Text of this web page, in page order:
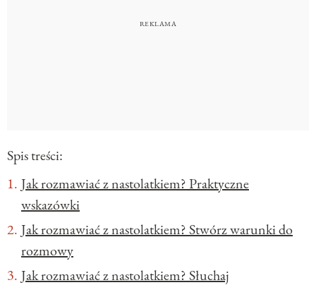
Spis treści:
Jak rozmawiać z nastolatkiem? Praktyczne
wskazówki
Jak rozmawiać z nastolatkiem? Stwórz warunki do
rozmowy
Jak rozmawiać z nastolatkiem? Słuchaj